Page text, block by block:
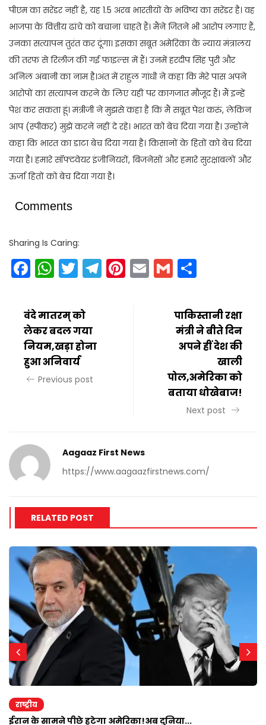
पीएम का सरेंडर नहीं है, यह 1.5 अरब भारतीयों के भविष्य का सरेंडर है। वह
भाजपा के वित्तीय ढांचे को बचाना चाहते हैं। मैंने जितने भी आरोप लगाए हैं,
उनका सत्यापन तुरंत कर दूंगा। इसका सबूत अमेरिका के न्याय मंत्रालय
की तरफ से रिलीज की गई फाइल्स में हैं। उनमें हरदीप सिंह पुरी और
अनिल अंबानी का नाम है।अंत में राहुल गांधी ने कहा कि मेरे पास अपने
आरोपों का सत्यापन करने के लिए यहीं पर कागजात मौजूद हैं। मैं इन्हें
पेश कर सकता हूं। मंत्रीजी ने मुझसे कहा है कि मैं सबूत पेश करुं, लेकिन
आप (स्पीकर) मुझे करने नहीं दे रहे। भारत को बेच दिया गया है। उन्होंने
कहा कि भारत का डाटा बेच दिया गया है। किसानों के हितों को बेच दिया
गया है। हमारे सॉफ्टवेयर इंजीनियरों, बिजनेसों और हमारे सुरक्षाबलों और
ऊर्जा हितों को बेच दिया गया है।
Comments
Sharing Is Caring:
Facebook
WhatsApp
Twitter
Telegram
Pinterest
EmailGmail
वंदे मातरम् को
लेकर बदल गया
नियम,खड़ा होना
हुआ अनिवार्य
Previous post
पाकिस्तानी रक्षा
मंत्री ने बीते दिन
अपने हीं देश की
खाली
पोल,अमेरिका को
बताया धोखेबाज!
Next post
Aagaaz First News
https://www.aagaazfirstnews.com/
RELATED POST
राष्ट्रीय
ईरान के सामने पीछे हटेगा अमेरिका!अब दुनिया...